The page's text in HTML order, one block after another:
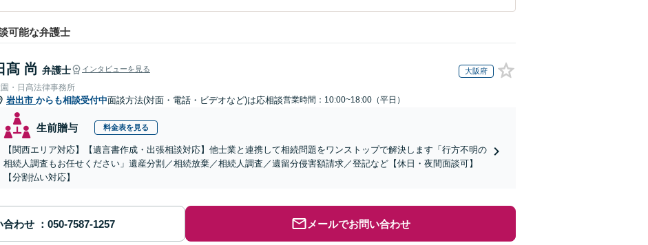
可能な弁護士
髙 尚 弁護士 インタビューを見る 大阪府
・日髙法律事務所
岩出市 からも相談受付中面談方法(対面・電話・ビデオなど)は応相談営業時間：10:00~18:00（平日）
生前贈与 料金表を見る
【関西エリア対応】【遺言書作成・出張相談対応】他士業と連携して相続問題をワンストップで解決します「行方不明の
相続人調査もお任せください」遺産分割／相続放棄／相続人調査／遺留分侵害額請求／登記など【休日・夜間面談可】
【分割払い対応】
合わせ メールでお問い合わせ